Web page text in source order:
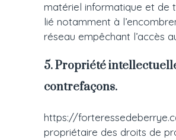
matériel informatique et de
lié notamment à
réseau empêchant l’accès
5. Propriété
contrefaçons.
https://
propriétaire des droits de